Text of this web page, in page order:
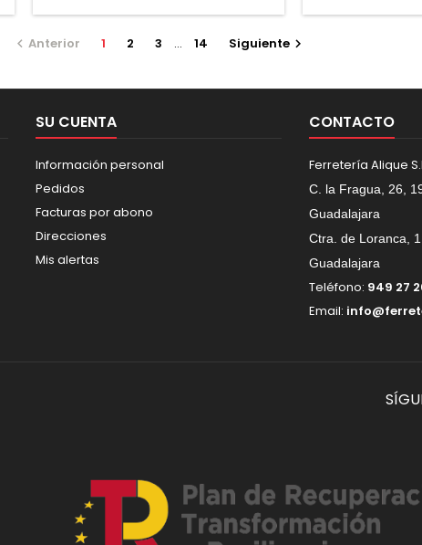
 Anterior 1 2 3 … 14 Siguiente
SU CUENTA
Información personal
Pedidos
Facturas por abono
Direcciones
Mis alertas
CONTACTO
Ferretería Alique
C. la Fragua, 26,
Guadalajara
Ctra. de Loranca,
Guadalajara
Teléfono: 949 27
Email: